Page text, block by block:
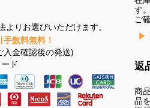
よりお選びいただけます。
手数料無料！
金確認後の発送)
ド
す
ご
返
商
品